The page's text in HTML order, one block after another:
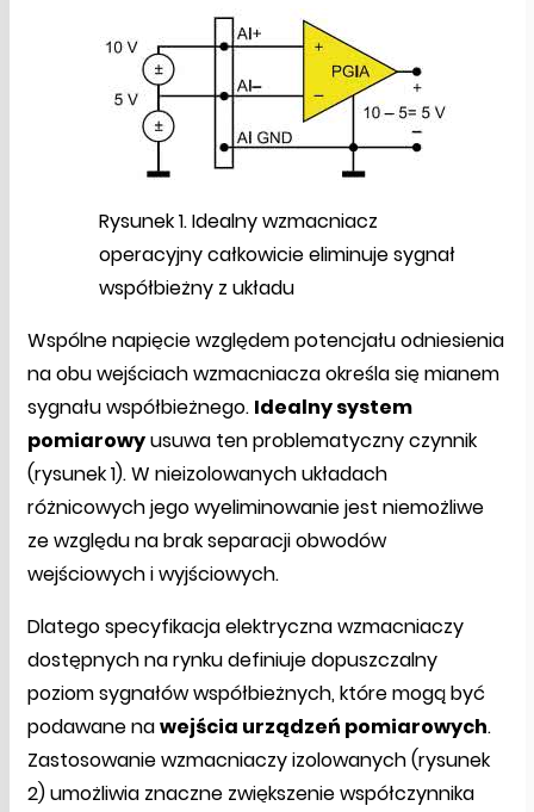
Rysunek 1. Idealny wzmacniacz
operacyjny całkowicie eliminuje sygnał
współbieżny z układu
Wspólne napięcie względem potencjału odniesienia
na obu wejściach wzmacniacza określa się mianem
sygnału współbieżnego. Idealny system
pomiarowyusuwa ten problematyczny czynnik
(rysunek 1). W nieizolowanych układach
różnicowych jego wyeliminowanie jest niemożliwe
ze względu na brak separacji obwodów
wejściowych i wyjściowych.
Dlatego specyfikacja elektryczna wzmacniaczy
dostępnych na rynku definiuje dopuszczalny
poziom sygnałów współbieżnych, które mogą być
podawane nawejścia urządzeń pomiarowych.
Zastosowanie wzmacniaczy izolowanych (rysunek
2) umożliwia znaczne zwiększenie współczynnika